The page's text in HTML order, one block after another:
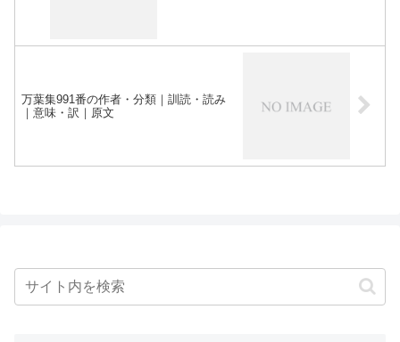
万葉集991番の作者・分類｜訓読・読み
｜意味・訳｜原文